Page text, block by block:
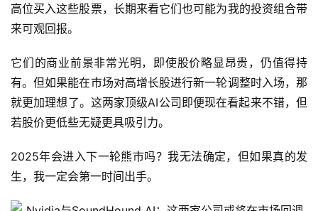
高位买入这些股票，长期来看它们也可能为我的投资组合带
来可观回报。
它们的商业前景非常光明，即使股价略显昂贵，仍值得持
有。但如果能在市场对高增长股进行新一轮调整时入场，那
就更加理想了。这两家顶级AI公司即便现在看起来不错，但
若股价更低些无疑更具吸引力。
2025年会进入下一轮熊市吗？我无法确定，但如果真的发
生，我一定会第一时间出手。